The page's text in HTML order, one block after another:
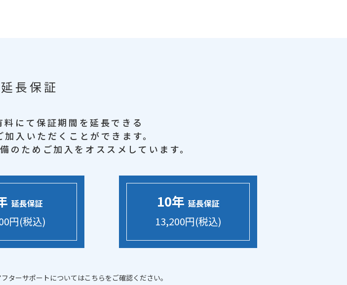
長保証
料にて保証期間を延長できる
加入いただくことができます。
のため ご加入をオススメしています。
延長保証
円(税込)
10年 延長保証
13,200円(税込)
ターサポートについてはこちらをご確認ください。